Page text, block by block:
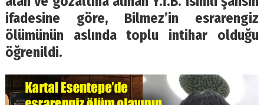
ifadesine göre, Bilmez’in esrarengiz
ölümünün aslında toplu intihar olduğu
öğrenildi.